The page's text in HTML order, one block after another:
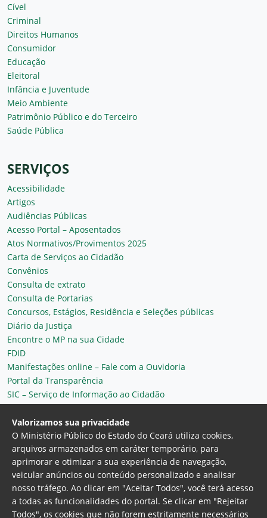
Cível
Criminal
Direitos Humanos
Consumidor
Educação
Eleitoral
Infância e Juventude
Meio Ambiente
Patrimônio Público e do Terceiro
Saúde Pública
SERVIÇOS
Acessibilidade
Artigos
Audiências Públicas
Acesso Portal – Aposentados
Atos Normativos/Provimentos 2025
Carta de Serviços ao Cidadão
Convênios
Consulta de extrato
Consulta de Portarias
Concursos, Estágios, Residência e Seleções públicas
Diário da Justiça
Encontre o MP na sua Cidade
FDID
Manifestações online – Fale com a Ouvidoria
Portal da Transparência
SIC – Serviço de Informação ao Cidadão
Plantão MP do Ceará
Secretaria Geral
Valorizamos sua privacidade
O Ministério Público do Estado do Ceará utiliza cookies,
arquivos armazenados em caráter temporário, para
aprimorar e otimizar a sua experiência de navegação,
veicular anúncios ou conteúdo personalizado e analisar
nosso tráfego. Ao clicar em "Aceitar Todos", você terá acesso
a todas as funcionalidades do portal. Se clicar em "Rejeitar
Todos", os cookies que não forem estritamente necessários